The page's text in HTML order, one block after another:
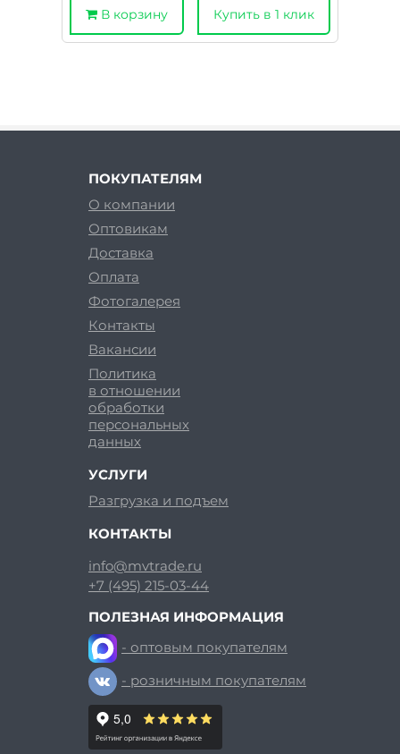
В корзину Купить в 1 клик
ПОКУПАТЕЛЯМ
О компании
Оптовикам
Доставка
Оплата
Фотогалерея
Контакты
Вакансии
Политика
в отношении
обработки
персональных
данных
УСЛУГИ
Разгрузка и подъем
КОНТАКТЫ
info@mvtrade.ru
+7 (495) 215-03-44
ПОЛЕЗНАЯ ИНФОРМАЦИЯ
- оптовым покупателям
- розничным покупателям